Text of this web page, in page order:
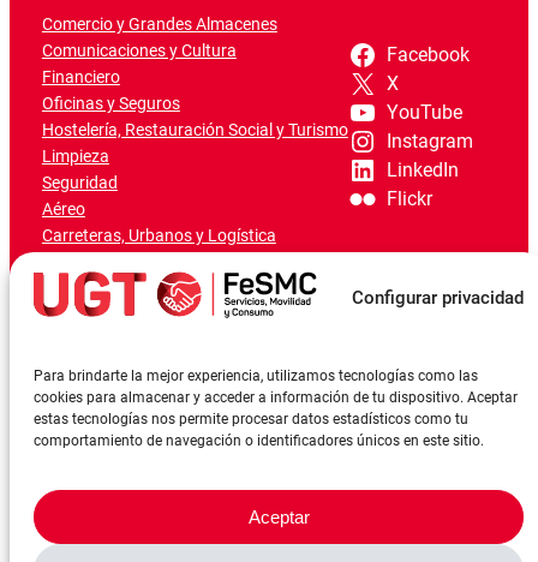
Configurar privacidad
Para brindarte la mejor experiencia, utilizamos tecnologías como las
cookies para almacenar y acceder a información de tu dispositivo. Aceptar
estas tecnologías nos permite procesar datos estadísticos como tu
comportamiento de navegación o identificadores únicos en este sitio.
Aceptar
Comercio y Grandes Almacenes
Comunicaciones y Cultura
Financiero
Oficinas y Seguros
Hostelería, Restauración Social y Turismo
Limpieza
Seguridad
Aéreo
Carreteras, Urbanos y Logística
Marítimo-Portuario
Facebook
X
YouTube
Instagram
LinkedIn
Flickr